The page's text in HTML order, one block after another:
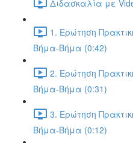
Διδασκαλία με
1. Ερώτηση
Βήμα-Βήμα (0:42)
2. Ερώτηση
Βήμα-Βήμα (0:31)
3. Ερώτηση
Βήμα-Βήμα (0:12)